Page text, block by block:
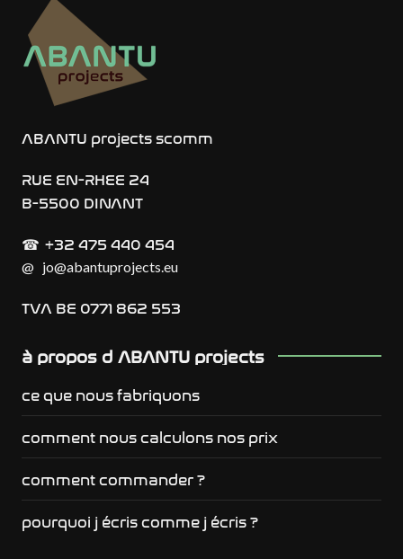
ABANTU projects scomm
RUE EN-RHEE 24
B-5500 DINANT
☎︎ +32 475 440 454
@ jo@abantuprojects.eu
TVA BE 0771 862 553
à propos d ABANTU projects
ce que nous fabriquons
comment nous calculons nos prix
comment commander ?
pourquoi j écris comme j écris ?